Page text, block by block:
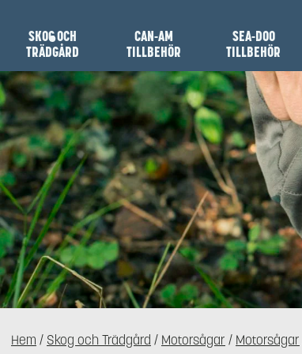
SKOG OCH
TRÄDGÅRD
CAN-AM
TILLBEHÖR
SEA-DOO
TILLBEHÖR
Hem / Skog och Trädgård / Motorsågar / Motorsågar